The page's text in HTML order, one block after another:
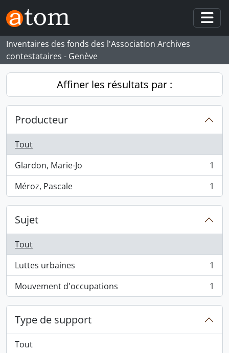
Skip to main content
Inventaires des fonds des l'Association Archives
contestataires - Genève
Affiner les résultats par :
Producteur
Tout
Glardon, Marie-Jo
, 1 résultats
1
Méroz, Pascale
, 1 résultats 1
Sujet
Tout
Luttes urbaines
, 1 résultats
1
Mouvement d'occupations
, 1 résultats 1
Type de support
Tout